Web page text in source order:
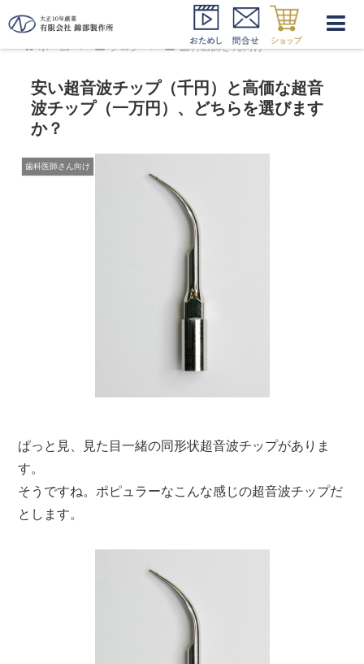
ホーム ブログ 歯科医師さん向け
安い超音波チップ（千円）と高価な超音
波チップ（一万円）、どちらを選びます
か？
歯科医師さん向け
ぱっと見、見た目一緒の同形状超音波チップがありま
す。
そうですね。ポピュラーなこんな感じの超音波チップだ
とします。